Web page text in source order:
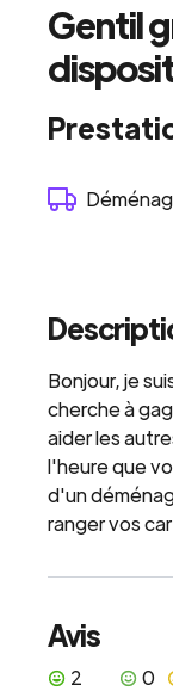
Gentil
Bonjour, je
cherche à
aider les
l'heure que
d'un
ranger vos
Avis
2 0